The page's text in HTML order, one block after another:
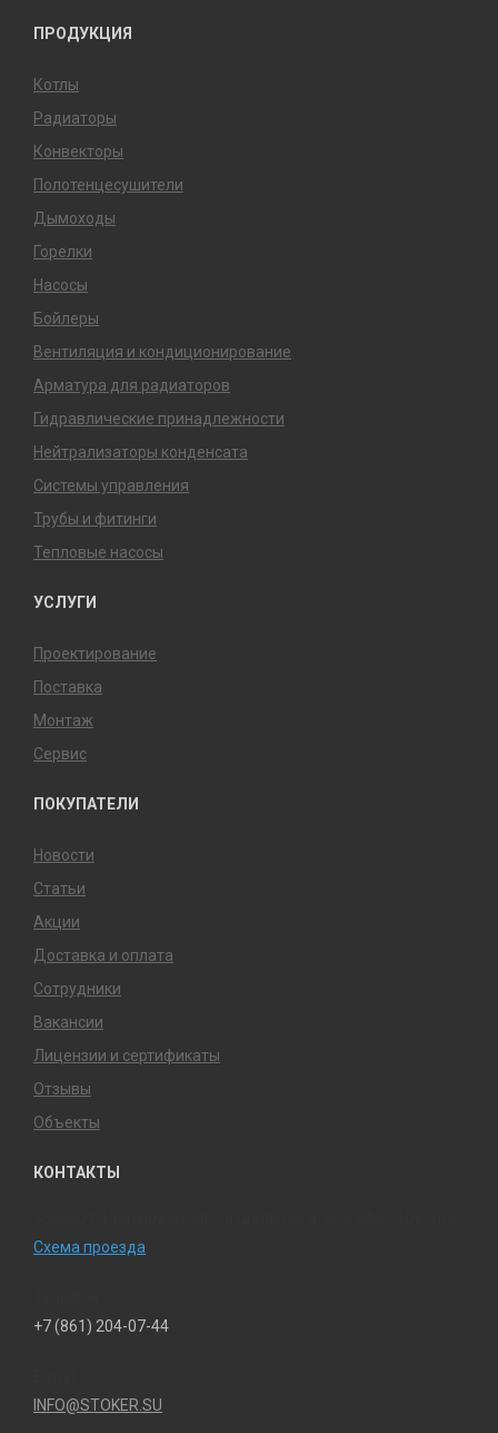
ПРОДУКЦИЯ
Котлы
Радиаторы
Конвекторы
Полотенцесушители
Дымоходы
Горелки
Насосы
Бойлеры
Вентиляция и кондиционирование
Арматура для радиаторов
Гидравлические принадлежности
Нейтрализаторы конденсата
Системы управления
Трубы и фитинги
Тепловые насосы
УСЛУГИ
Проектирование
Поставка
Монтаж
Сервис
ПОКУПАТЕЛИ
Новости
Статьи
Акции
Доставка и оплата
Сотрудники
Вакансии
Лицензии и сертификаты
Отзывы
Объекты
КОНТАКТЫ
Схема проезда
+7 (861) 204-07-44
INFO@STOKER.SU